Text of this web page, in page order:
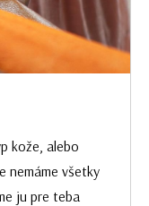
kože, alebo
nemáme všetky
ju pre teba